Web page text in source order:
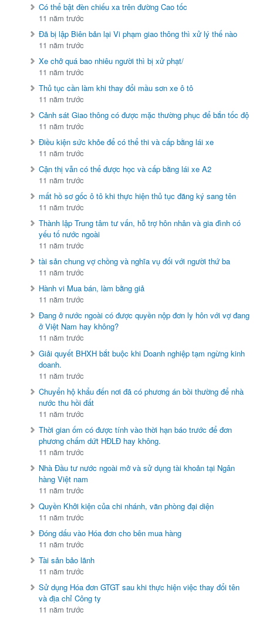
Có thể bật đèn chiếu xa trên đường Cao tốc
11 năm trước
Đã bị lập Biên bản lại Vi phạm giao thông thì xử lý thế nào
11 năm trước
Xe chở quá bao nhiêu người thì bị xử phạt/
11 năm trước
Thủ tục cần làm khi thay đổi mầu sơn xe ô tô
11 năm trước
Cảnh sát Giao thông có được mặc thường phục để bắn tốc độ
11 năm trước
Điều kiện sức khỏe để có thể thi và cấp bằng lái xe
11 năm trước
Cận thị vẫn có thể được học và cấp bằng lái xe A2
11 năm trước
mất hồ sơ gốc ô tô khi thực hiện thủ tục đăng ký sang tên
11 năm trước
Thành lập Trung tâm tư vấn, hỗ trợ hôn nhân và gia đình có
yếu tố nước ngoài
11 năm trước
tài sản chung vợ chồng và nghĩa vụ đối với người thứ ba
11 năm trước
Hành vi Mua bán, làm bằng giả
11 năm trước
Đang ở nước ngoài có được quyền nộp đơn ly hôn với vợ đang
ở Việt Nam hay không?
11 năm trước
Giải quyết BHXH bắt buộc khi Doanh nghiệp tạm ngừng kinh
doanh.
11 năm trước
Chuyển hộ khẩu đến nơi đã có phương án bồi thường để nhà
nước thu hồi đất
11 năm trước
Thời gian ốm có được tính vào thời hạn báo trước để đơn
phương chấm dứt HĐLĐ hay không.
11 năm trước
Nhà Đầu tư nước ngoài mở và sử dụng tài khoản tại Ngân
hàng Việt nam
11 năm trước
Quyền Khởi kiện của chi nhánh, văn phòng đại diện
11 năm trước
Đóng dấu vào Hóa đơn cho bên mua hàng
11 năm trước
Tài sản bảo lãnh
11 năm trước
Sử dụng Hóa đơn GTGT sau khi thực hiện việc thay đổi tên
và địa chỉ Công ty
11 năm trước